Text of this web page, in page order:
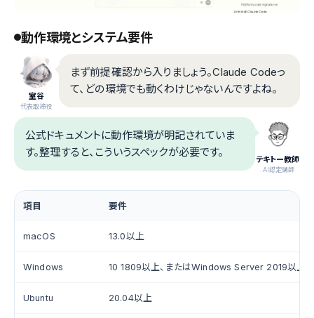
動作環境とシステム要件
室谷
代表取締役
まず前提確認から入りましょう。Claude Codeっ
て、どの環境でも動くわけじゃないんですよね。
テキトー教師
.AI認定講師
公式ドキュメントに動作環境が明記されていま
す。整理すると、こういうスペックが必要です。
項目 要件
macOS 13.0以上
Windows 10 1809以上、またはWindows Server 2019以上
Ubuntu 20.04以上